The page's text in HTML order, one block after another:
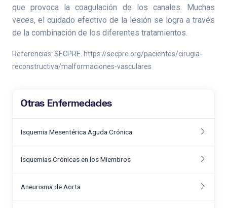
que provoca la coagulación de los canales. Muchas
veces, el cuidado efectivo de la lesión se logra a través
de la combinación de los diferentes tratamientos.
Referencias: SECPRE. https://secpre.org/pacientes/cirugia-
reconstructiva/malformaciones-vasculares
Otras Enfermedades
Isquemia Mesentérica Aguda Crónica
Isquemias Crónicas en los Miembros
Aneurisma de Aorta